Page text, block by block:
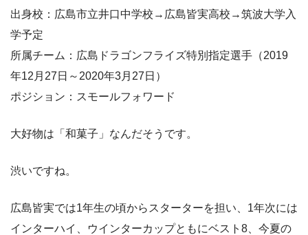
出身校：広島市立井口中学校→広島皆実高校→筑波大学入
学予定
所属チーム：広島ドラゴンフライズ特別指定選手（2019
年12月27日～2020年3月27日）
ポジション：スモールフォワード
大好物は「和菓子」なんだそうです。
渋いですね。
広島皆実では1年生の頃からスターターを担い、1年次には
インターハイ、ウインターカップともにベスト8、今夏の